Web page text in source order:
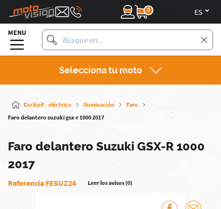
0
MENU
Selecciona tu moto
Cockpit - eléctrico Iluminación
Faro
Faro delantero suzuki gsx-r 1000 2017
Faro delantero Suzuki GSX-R 1000
2017
Referencia FESUZ24 Leer los avisos (0)